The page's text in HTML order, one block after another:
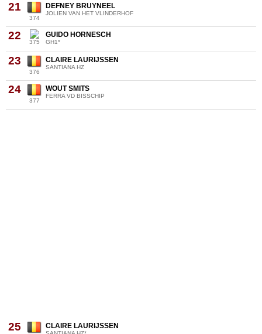
21
374
DEFNEY BRUYNEEL
JOLIEN VAN HET VLINDERHOF
22
375
GUIDO HORNESCH
GH1*
23
376
CLAIRE LAURIJSSEN
SANTIANA HZ
24
377
WOUT SMITS
FERRA VD BISSCHIP
25 CLAIRE LAURIJSSEN